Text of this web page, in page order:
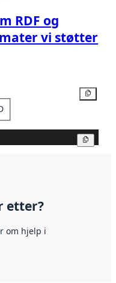
RDF og
vi støtter
etter?
om hjelp i